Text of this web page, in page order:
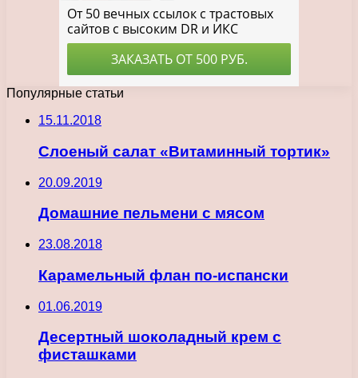
Популярные статьи
15.11.2018
Слоеный салат «Витаминный тортик»
20.09.2019
Домашние пельмени с мясом
23.08.2018
Карамельный флан по-испански
01.06.2019
Десертный шоколадный крем с
фисташками